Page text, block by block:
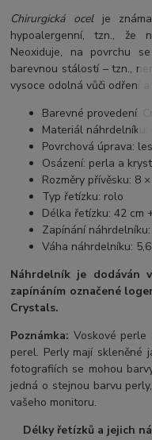
Chirurgická ocelje
hypoalergenní, tzn., že
Neoxiduje, na povrchu
barevnou stálostí – tzn.,
vysoce odolná vůči odření a
Barevné provedení:
Materiál
Povrchová úprava:
Osázení: perla a
Rozměry přívěsku: 8
Typ řetízku: rolo
Délka řetízku: 42 cm
Zapínání
Váha náhrdelníku:
Náhrdelník je dodáván
zapínáním označené
Crystals.
Poznámka: Voskové perle
perel. Perly mají skleněné
fotografiích se mohou
jedná o stejnou barvu
vašeho monitoru.
Délky řetízků a jejich